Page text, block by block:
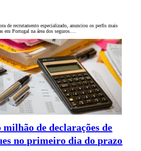
de recrutamento especializado, anunciou os perfis mais
em Portugal na área dos seguros.…
milhão de declarações de
no primeiro dia do prazo